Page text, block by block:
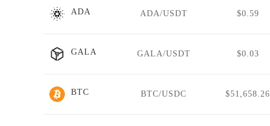
ADA ADA/USDT $0.59
GALA GALA/USDT $0.03
BTC BTC/USDC $51,658.26